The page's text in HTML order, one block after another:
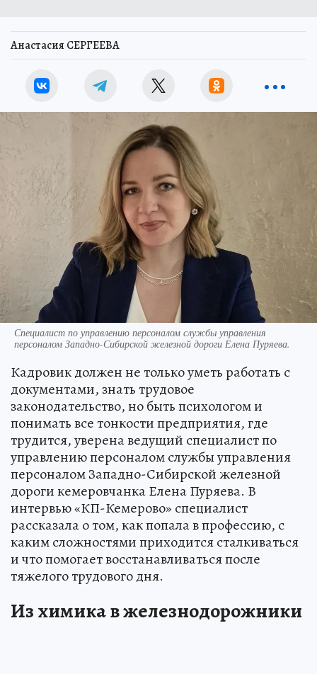
Анастасия СЕРГЕЕВА
Специалист по управлению персоналом службы управления
персоналом Западно-Сибирской железной дороги Елена Пуряева.
Кадровик должен не только уметь работать с
документами, знать трудовое
законодательство, но быть психологом и
понимать все тонкости предприятия, где
трудится, уверена ведущий специалист по
управлению персоналом службы управления
персоналом Западно-Сибирской железной
дороги кемеровчанка Елена Пуряева. В
интервью «КП-Кемерово» специалист
рассказала о том, как попала в профессию, с
каким сложностями приходится сталкиваться
и что помогает восстанавливаться после
тяжелого трудового дня.
Из химика в железнодорожники